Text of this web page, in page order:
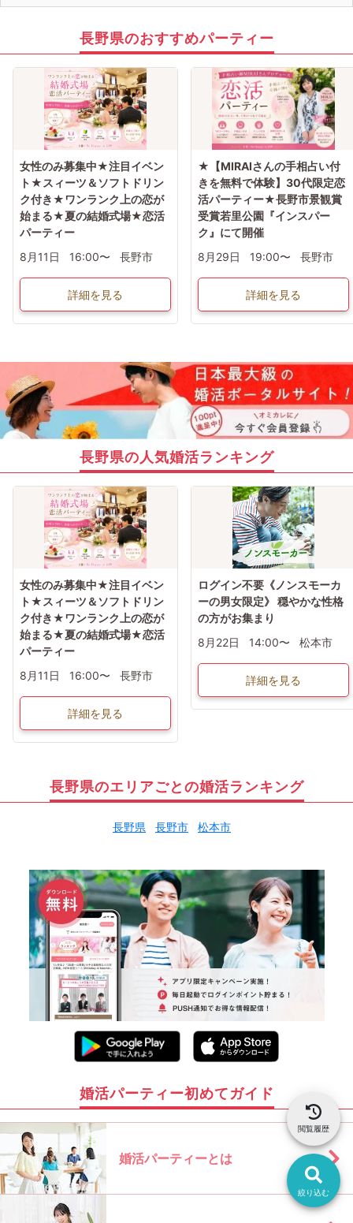
絞り込む
閲覧履歴
その人のために必ず実施します
ビデオオフでも参加OKにしているので
安心してください長野県のおすすめパーティー
女性のみ募集中★注目イベン
ト★スィーツ＆ソフトドリン
ク付き★ワンランク上の恋が
始まる★夏の結婚式場★恋活
パーティー
8月11日
16:00〜 長野市
詳細を見る
★【MIRAIさんの手相占い付
きを無料で体験】30代限定恋
活パーティー★長野市景観賞
受賞若里公園『インスパー
ク』にて開催
8月29日
19:00〜 長野市
詳細を見る
長野県の人気婚活ランキング
女性のみ募集中★注目イベン
ト★スィーツ＆ソフトドリン
ク付き★ワンランク上の恋が
始まる★夏の結婚式場★恋活
パーティー
8月11日
16:00〜 長野市
詳細を見る
ログイン不要《ノンスモーカ
ーの男女限定》 穏やかな性格
の方がお集まり
8月22日
14:00〜 松本市
詳細を見る
長野県のエリアごとの婚活ランキング
長野県 長野市 松本市
婚活パーティー初めてガイド
婚活パーティーとは